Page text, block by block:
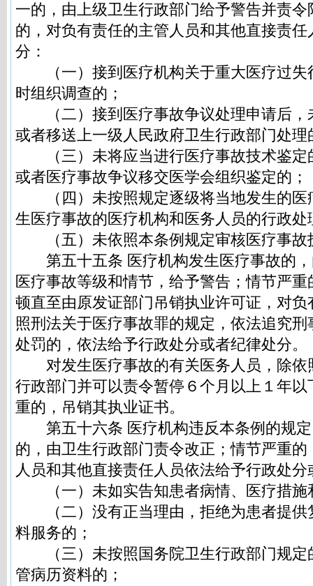
一的，由上级卫生行政部门给予警告并责
的，对负有责任的主管人员和其他直接责
分：
（一）接到医疗机构关于重大医疗过失
时组织调查的；
（二）接到医疗事故争议处理申请后，
或者移送上一级人民政府卫生行政部门处理
（三）未将应当进行医疗事故技术鉴定
或者医疗事故争议移交医学会组织鉴定的；
（四）未按照规定逐级将当地发生的医
生医疗事故的医疗机构和医务人员的行政处
（五）未依照本条例规定审核医疗事故
第五十五条 医疗机构发生医疗事故的，
医疗事故等级和情节，给予警告；情节严
顿直至由原发证部门吊销执业许可证，对
照刑法关于医疗事故罪的规定，依法追究
处罚的，依法给予行政处分或者纪律处分。
对发生医疗事故的有关医务人员，除依
行政部门并可以责令暂停６个月以上１年
重的，吊销其执业证书。
第五十六条 医疗机构违反本条例的规定
的，由卫生行政部门责令改正；情节严重
人员和其他直接责任人员依法给予行政处
（一）未如实告知患者病情、医疗措施
（二）没有正当理由，拒绝为患者提供
料服务的；
（三）未按照国务院卫生行政部门规定
管病历资料的；